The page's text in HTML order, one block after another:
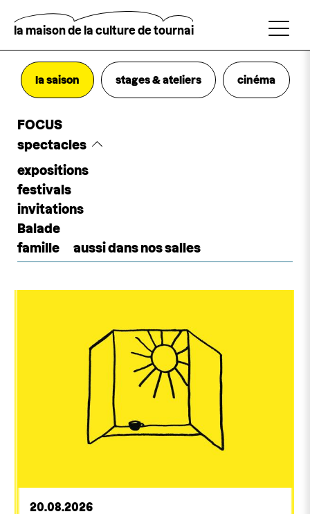
contenu
principal
la maison de la culture de tournai
la saison
stages & ateliers cinéma
famille aussi dans nos salles
FOCUS
spectacles
théâtre
danse
musique
marionnette
expositions
festivals
invitations
Balade
20.08.2026